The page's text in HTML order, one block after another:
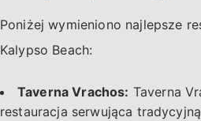
Poniżej wymieniono najlepsze
Kalypso Beach:
Taverna Vrachos: Taverna
restauracja serwująca